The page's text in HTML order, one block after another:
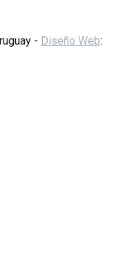
- Diseño Web: